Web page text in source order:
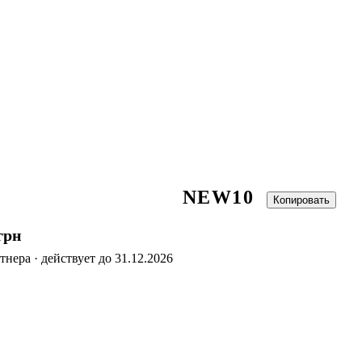
NEW10 Копировать
· действует до 31.12.2026